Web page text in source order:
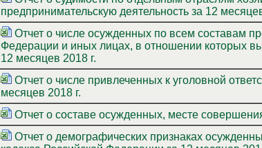
предпринимательскую деятельность за 12
Отчет о числе осужденных по всем составам
Федерации и иных лицах, в отношении которых
12 месяцев 2018 г.
Отчет о числе привлеченных к уголовной
месяцев 2018 г.
Отчет о составе осужденных, месте
Отчет о демографических признаках